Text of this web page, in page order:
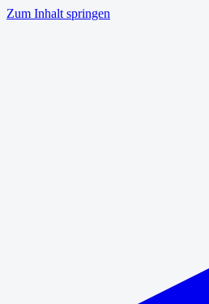
Zum Inhalt springen